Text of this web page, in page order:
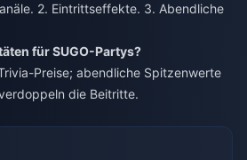
2. Eintrittseffekte. 3. Abendliche
für SUGO-Partys?
Preise; abendliche Spitzenwerte
die Beitritte.